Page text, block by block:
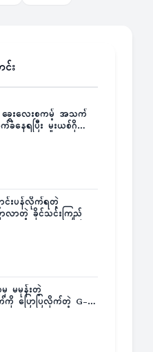
း
ေးလေးစကမ့် အသက်
က်ခံနေရပြီး မူးယစ်ဂိုဏ်း
င်းပန်လိုက်ရတဲ့
ာလာတဲ့ ခိုင်သင်းကြည်
မမုန်းတဲ့
ပြောပြလိုက်တဲ့ G-